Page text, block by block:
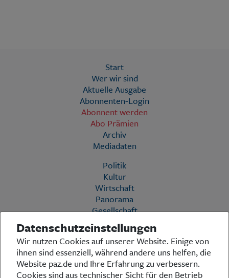
Start
Wer wir sind
Aktuelle Ausgabe
Abonnenten-Login
Abonnent werden
Abo Prämien
Archiv
Mediadaten
Politik
Kultur
Wirtschaft
Panorama
Gesellschaft
Leben
Geschichte
Ostpreußen
Pommern
Berlin-Brandenburg
Datenschutzeinstellungen
Wir nutzen Cookies auf unserer Website. Einige von
ihnen sind essenziell, während andere uns helfen, die
Website paz.de und Ihre Erfahrung zu verbessern.
Cookies sind aus technischer Sicht für den Betrieb